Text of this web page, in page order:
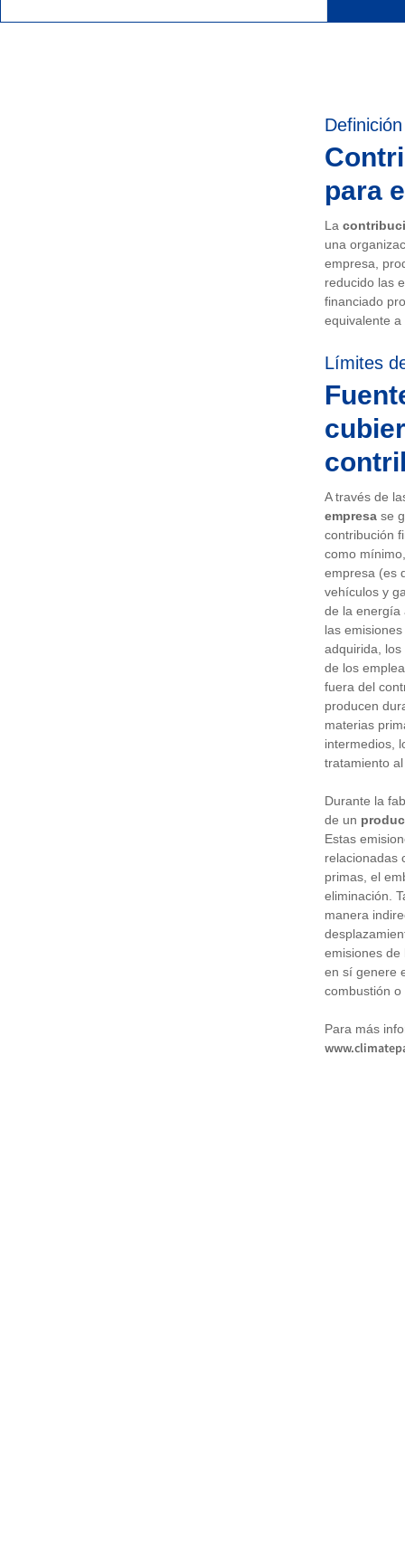
Definición
para
La
una
empresa,
reducido las
financiado
equivalente a
Límites
A través de
empresa se
contribución
como
empresa (es
vehículos y
de la energía
las
adquirida,
de los
fuera del
producen
materias
intermedios,
tratamiento
Durante la
de un
Estas
relacionadas
primas, el
eliminación.
manera
emisiones de
en sí genere
combustión
Para más